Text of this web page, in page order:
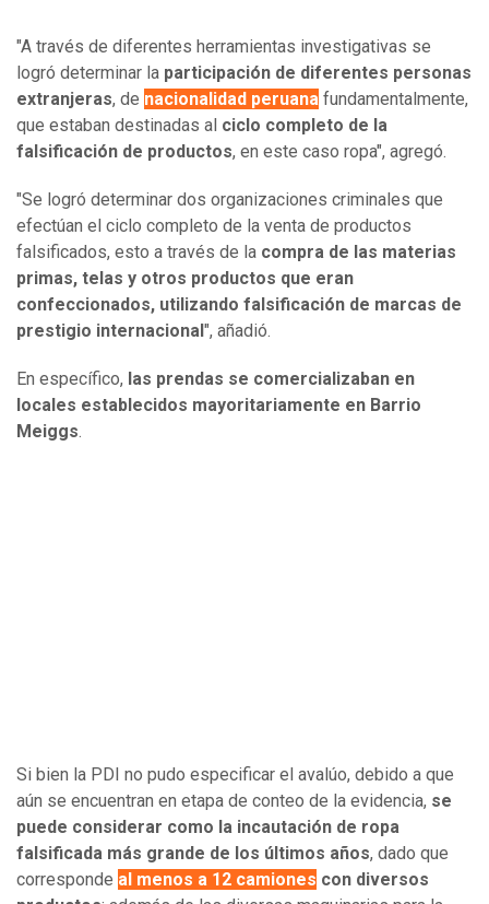
"A través de diferentes herramientas investigativas se
logró determinar la participación de diferentes personas
extranjeras, de nacionalidad peruana fundamentalmente,
que estaban destinadas al ciclo completo de la
falsificación de productos, en este caso ropa", agregó.
"Se logró determinar dos organizaciones criminales que
efectúan el ciclo completo de la venta de productos
falsificados, esto a través de la compra de las materias
primas, telas y otros productos que eran
confeccionados, utilizando falsificación de marcas de
prestigio internacional ", añadió.
En específico, las prendas se comercializaban en
locales establecidos mayoritariamente en Barrio
Meiggs.
Si bien la PDI no pudo especificar el avalúo, debido a que
aún se encuentran en etapa de conteo de la evidencia, se
puede considerar como la incautación de ropa
falsificada más grande de los últimos años, dado que
corresponde al menos a 12 camiones con diversos